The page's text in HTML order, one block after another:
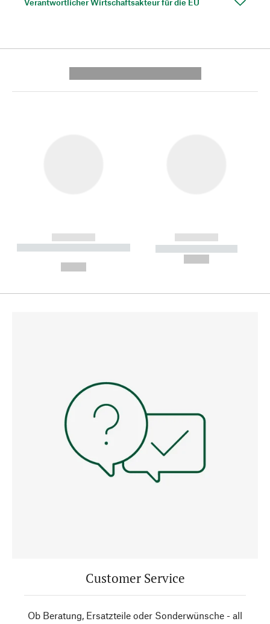
Verantwortlicher Wirtschaftsakteur für die EU
------------
----------- ----------- --------
------------
----------- -----------
Customer Service
Ob Beratung, Ersatzteile oder Sonderwünsche - all